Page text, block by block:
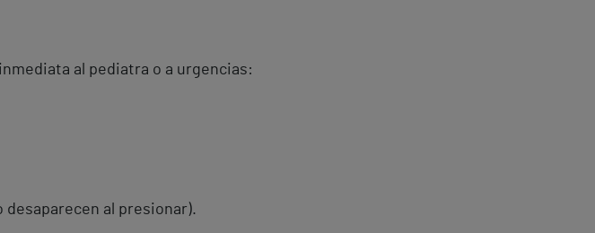
al pediatra o a urgencias:
desaparecen al presionar).